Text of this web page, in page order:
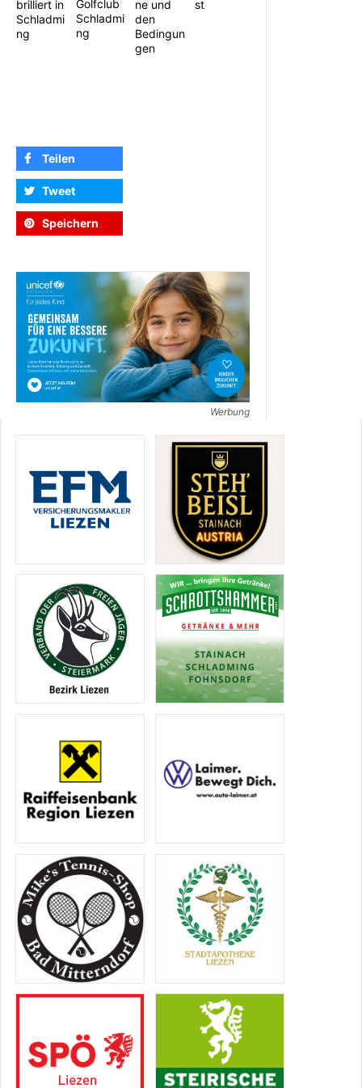
brilliert in
Schladmi
ng
Golfclub
Schladmi
ng
ne und
den
Bedingun
gen
st
Teilen
Tweet
Speichern
Werbung